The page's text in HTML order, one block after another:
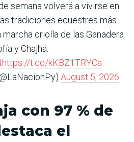
semana volverá a vivirse en
tradiciones ecuestres más
criolla de las Ganadera
y Chajhá.
https://t.co/kKBZ1TRYCa
August 5, 2026
con 97 % de
el